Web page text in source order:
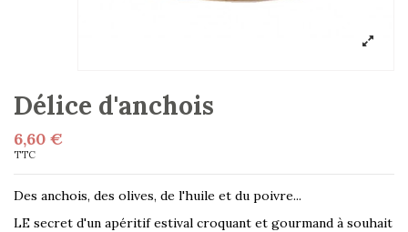
Délice d'anchois
6,60 €
TTC
Des anchois, des olives, de l'huile et du poivre...
LE secret d'un apéritif estival croquant et gourmand à souhait